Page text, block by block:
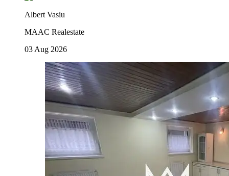
Albert Vasiu
MAAC Realestate
03 Aug 2026